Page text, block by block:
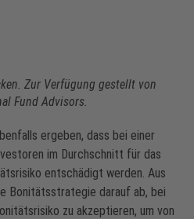
Zur Verfügung gestellt von
Fund Advisors.
ergeben, dass bei einer
im Durchschnitt für das
entschädigt werden. Aus
Bonitätsstrategie darauf ab, bei
zu akzeptieren, um von